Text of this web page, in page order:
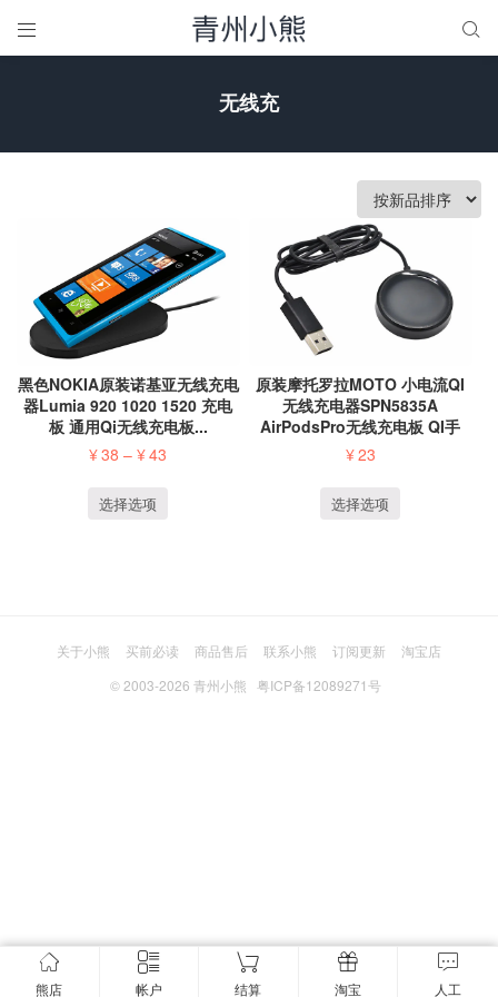
 
无线充
黑色NOKIA原装诺基亚无线充电
器Lumia 920 1020 1520 充电
板 通用Qi无线充电板...
¥38 –¥43
选择选项
原装摩托罗拉MOTO 小电流QI
无线充电器SPN5835A
AirPodsPro无线充电板 QI手
表...
¥23
选择选项
熊店 帐户 结算 淘宝 人工
关于小熊 买前必读 商品售后 联系小熊 订阅更新
淘宝店
© 2003-2026 青州小熊 粤ICP备12089271号